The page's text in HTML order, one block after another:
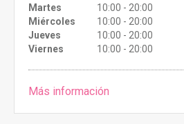
Martes
10:00 - 20:00
Miércoles
10:00 - 20:00
Jueves
10:00 - 20:00
Viernes
10:00 - 20:00
Más información